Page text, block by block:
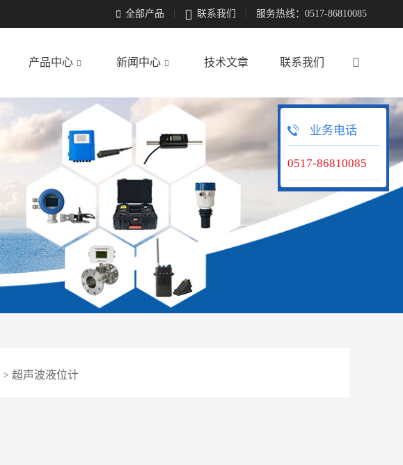
 全部产品  联系我们 服务热线：0517-86810085

产品中心  新闻中心  技术文章 联系我们
> 超声波液位计
业务电话
0517-86810085